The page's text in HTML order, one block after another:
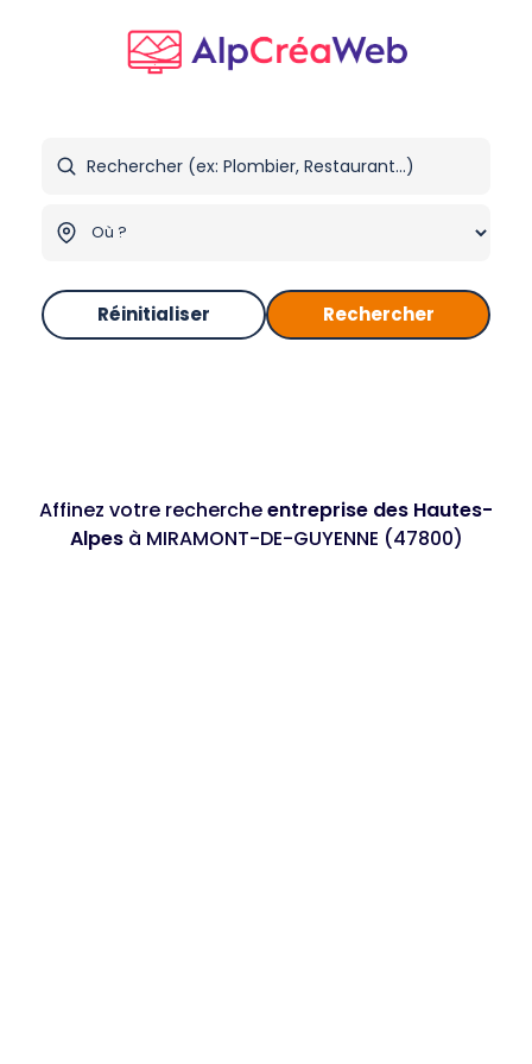
Réinitialiser Rechercher
Affinez votre rechercheentreprise des Hautes-
Alpesà MIRAMONT-DE-GUYENNE (47800)